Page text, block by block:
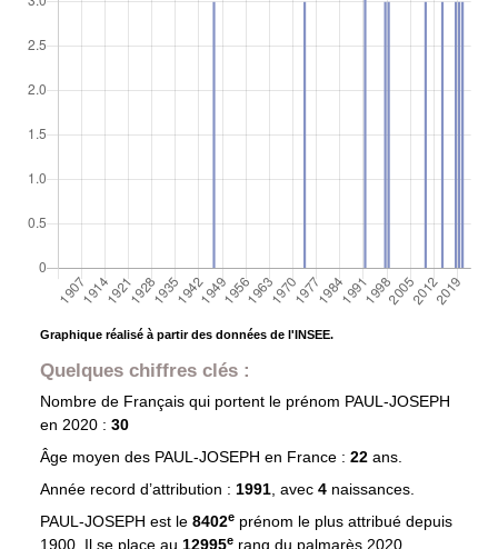
Graphique réalisé à partir des données de l'INSEE.
Quelques chiffres clés :
Nombre de Français qui portent le prénom PAUL-JOSEPH
en 2020 : 30
Âge moyen des PAUL-JOSEPH en France : 22 ans.
Année record d’attribution : 1991, avec 4 naissances.
PAUL-JOSEPH est le 8402eprénom le plus attribué depuis
1900. Il se place au 12995e rang du palmarès 2020.